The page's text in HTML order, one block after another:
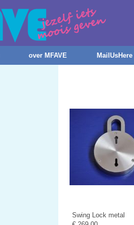
over MFAVE MailUsHere
Swing Lock metal